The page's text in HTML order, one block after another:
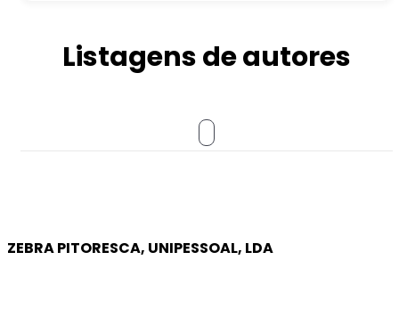
Listagens de autores
ZEBRA PITORESCA, UNIPESSOAL, LDA